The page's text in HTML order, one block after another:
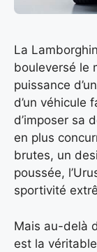
La
bouleversé le
puissance
d’un véhicule
d’imposer sa
en plus
brutes, un
poussée,
sportivité
Mais au-delà
est la